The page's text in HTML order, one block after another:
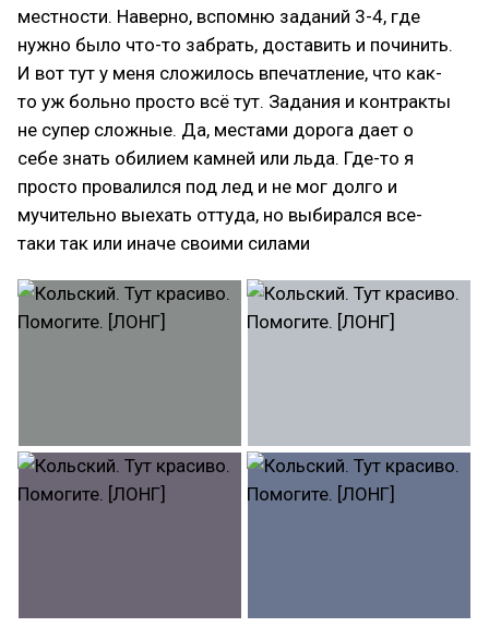
местности. Наверно, вспомню заданий 3-4, где
нужно было что-то забрать, доставить и починить.
И вот тут у меня сложилось впечатление, что как-
то уж больно просто всё тут. Задания и контракты
не супер сложные. Да, местами дорога дает о
себе знать обилием камней или льда. Где-то я
просто провалился под лед и не мог долго и
мучительно выехать оттуда, но выбирался все-
таки так или иначе своими силами